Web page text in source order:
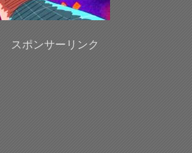
スポンサーリンク